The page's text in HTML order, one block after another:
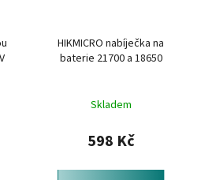
HIKMICRO nabíječka na
baterie 21700 a 18650
Skladem
598 Kč